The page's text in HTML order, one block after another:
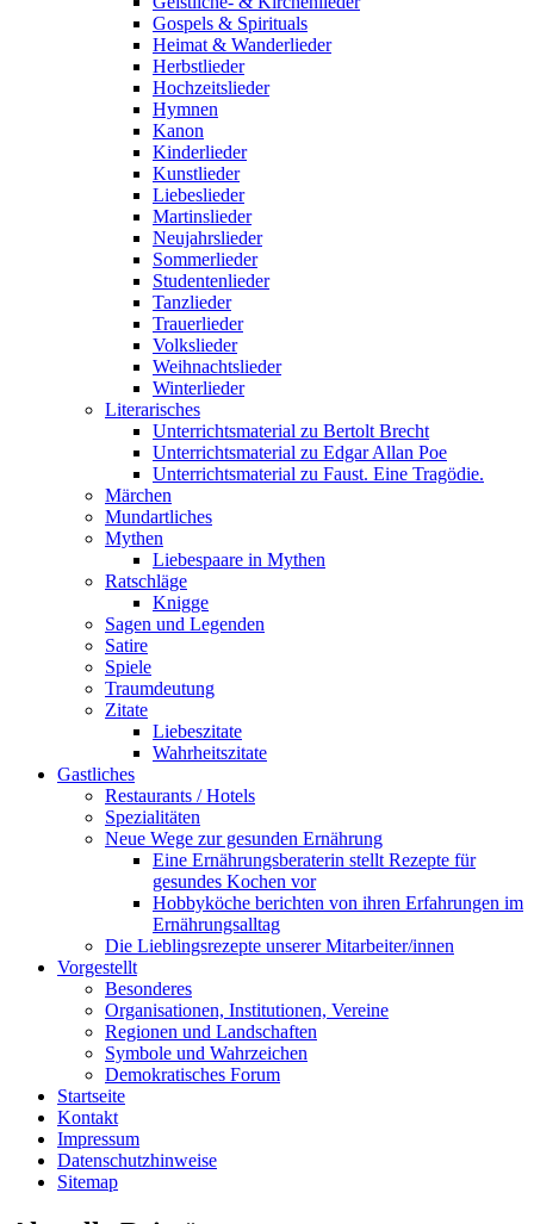
Gospels & Spirituals
Heimat & Wanderlieder
Herbstlieder
Hochzeitslieder
Hymnen
Kanon
Kinderlieder
Kunstlieder
Liebeslieder
Martinslieder
Neujahrslieder
Sommerlieder
Studentenlieder
Tanzlieder
Trauerlieder
Volkslieder
Weihnachtslieder
Winterlieder
Literarisches
Unterrichtsmaterial zu Bertolt Brecht
Unterrichtsmaterial zu Edgar Allan Poe
Unterrichtsmaterial zu Faust. Eine Tragödie.
Märchen
Mundartliches
Mythen
Liebespaare in Mythen
Ratschläge
Knigge
Sagen und Legenden
Satire
Spiele
Traumdeutung
Zitate
Liebeszitate
Wahrheitszitate
Gastliches
Restaurants / Hotels
Spezialitäten
Neue Wege zur gesunden Ernährung
Eine Ernährungsberaterin stellt Rezepte für
gesundes Kochen vor
Hobbyköche berichten von ihren Erfahrungen im
Ernährungsalltag
Die Lieblingsrezepte unserer Mitarbeiter/innen
Vorgestellt
Besonderes
Organisationen, Institutionen, Vereine
Regionen und Landschaften
Symbole und Wahrzeichen
Demokratisches Forum
Startseite
Kontakt
Impressum
Datenschutzhinweise
Sitemap